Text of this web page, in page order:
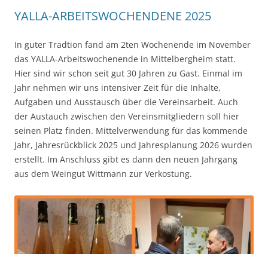
YALLA-ARBEITSWOCHENDENE 2025
In guter Tradtion fand am 2ten Wochenende im November
das YALLA-Arbeitswochenende in Mittelbergheim statt.
Hier sind wir schon seit gut 30 Jahren zu Gast. Einmal im
Jahr nehmen wir uns intensiver Zeit für die Inhalte,
Aufgaben und Ausstausch über die Vereinsarbeit. Auch
der Austauch zwischen den Vereinsmitgliedern soll hier
seinen Platz finden. Mittelverwendung für das kommende
Jahr, Jahresrückblick 2025 und Jahresplanung 2026 wurden
erstellt. Im Anschluss gibt es dann den neuen Jahrgang
aus dem Weingut Wittmann zur Verkostung.